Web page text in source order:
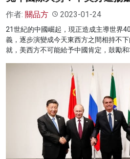
作者: 關品方 2023-01-24
21世紀的中國崛起，現正造成主導世界
義，逐步演變成今天東西方之間相持不
就，美西方不可能給予中國肯定，鼓勵和